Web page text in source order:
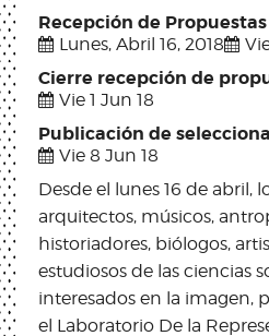
Recepción de
Lunes, Abril 16, 2018
Cierre recepción de
Vie 1 Jun 18
Publicación de
Vie 8 Jun 18
Desde el lunes 16 de abril,
arquitectos, músicos,
historiadores, biólogos,
estudiosos de las ciencias
interesados en la imagen,
el Laboratorio De la